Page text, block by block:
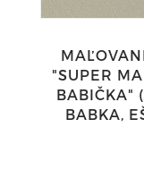
"SUPER
BABIČKA"
BABKA,